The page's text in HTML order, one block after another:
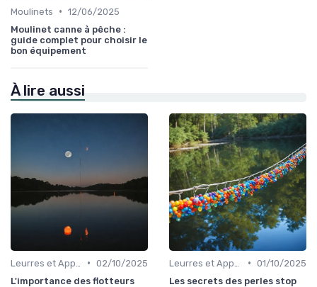
Moulinets • 12/06/2025
Moulinet canne à pêche :
guide complet pour choisir le
bon équipement
À lire aussi
• 02/10/2025
L'importance des flotteurs
• 01/10/2025
Les secrets des perles stop